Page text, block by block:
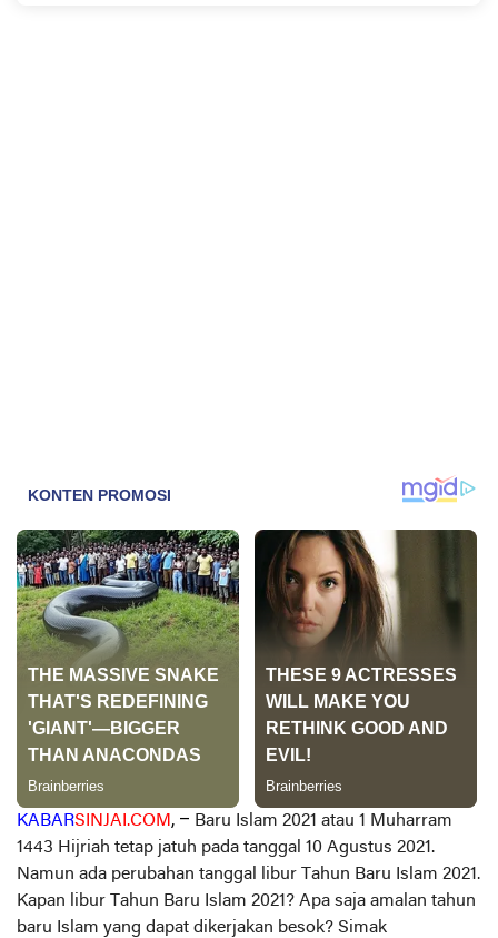
KABARSINJAI.COM , – Baru Islam 2021 atau 1 Muharram
1443 Hijriah tetap jatuh pada tanggal 10 Agustus 2021.
Namun ada perubahan tanggal libur Tahun Baru Islam 2021.
Kapan libur Tahun Baru Islam 2021? Apa saja amalan tahun
baru Islam yang dapat dikerjakan besok? Simak